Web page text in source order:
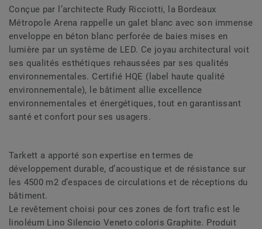
Conçue par l’architecte Rudy Ricciotti, la Bordeaux
Métropole Arena rappelle un galet blanc avec son immense
enveloppe en béton blanc perforée de baies mises en
lumière par un système de LED. Ce joyau architectural voit
ses qualités esthétiques rehaussées par ses qualités
environnementales. Certifié HQE (label haute qualité
environnementale), le bâtiment allie excellence
environnementales et énergétiques, tout en garantissant
santé et confort pour ses usagers.
Tarkett a apporté son expertise en termes de
développement durable, d’acoustique et de résistance sur
les 4500 m2 d’espaces de circulations et de réceptions du
bâtiment.
Le revêtement choisi pour ces zones de fort trafic est le
linoléum Lino Silencio Veneto coloris Graphite. Produit